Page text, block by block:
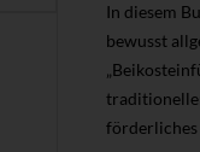
In diesem
bewusst
förderliches